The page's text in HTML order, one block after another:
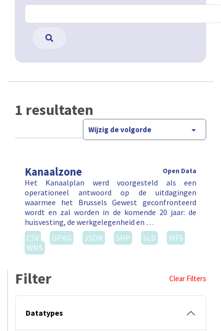
1 resultaten
Wijzig de volgorde
Kanaalzone Open Data
Het Kanaalplan werd voorgesteld als een
operationeel antwoord op de uitdagingen
waarmee het Brussels Gewest geconfronteerd
wordt en zal worden in de komende 20 jaar: de
huisvesting, de werkgelegenheid en …
CSV
GPKG JSON SHP SLD
WFS
WMS
Filter Clear Filters
Datatypes